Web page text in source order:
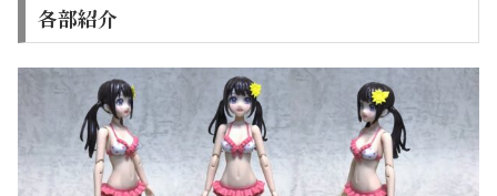
各部紹介